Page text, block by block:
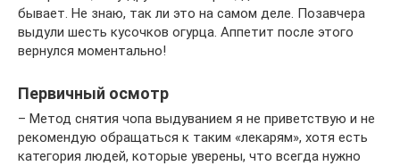
бывает. Не знаю, так ли это на самом деле. Позавчера
выдули шесть кусочков огурца. Аппетит после этого
вернулся моментально!
Первичный осмотр
– Метод снятия чопа выдуванием я не приветствую и не
рекомендую обращаться к таким «лекарям», хотя есть
категория людей, которые уверены, что всегда нужно